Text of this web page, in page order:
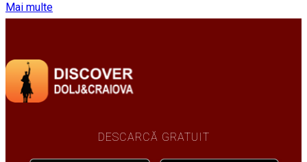
Mai multe
DESCARCĂ GRATUIT